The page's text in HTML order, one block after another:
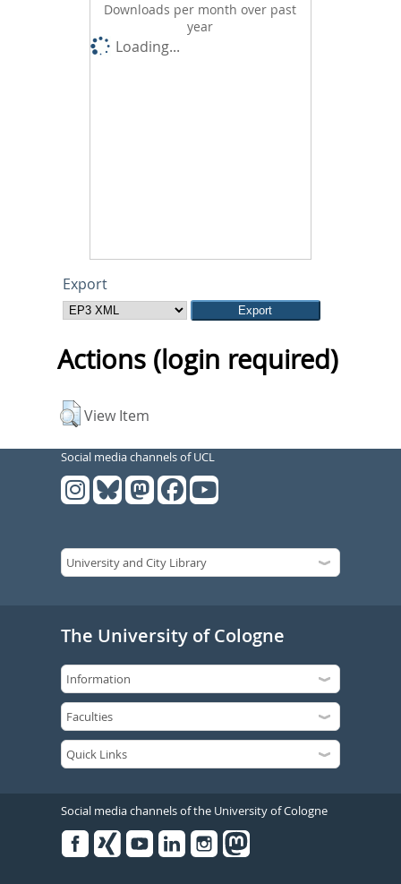
Downloads per month over past
year
Loading...
Export
Actions (login required)
View Item
Social media channels of UCL
The University of Cologne
Social media channels of the University of Cologne